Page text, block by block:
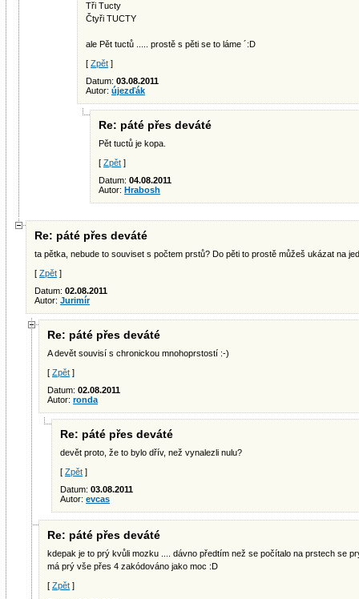
Tři Tucty
Čtyři TUCTY
ale Pět tuctů ..... prostě s pěti se to láme ´:D
[ Zpět ]
Datum: 03.08.2011
Autor: újezďák
Re: páté přes deváté
Pět tuctů je kopa.
[ Zpět ]
Datum: 04.08.2011
Autor: Hrabosh
Re: páté přes deváté
ta pětka, nebude to souviset s počtem prstů? Do pěti to prostě můžeš ukázat na
[ Zpět ]
Datum: 02.08.2011
Autor: Jurimír
Re: páté přes deváté
A devět souvisí s chronickou mnohoprstostí :-)
[ Zpět ]
Datum: 02.08.2011
Autor: ronda
Re: páté přes deváté
devět proto, že to bylo dřív, než vynalezli nulu?
[ Zpět ]
Datum: 03.08.2011
Autor: evcas
Re: páté přes deváté
kdepak je to prý kvůli mozku .... dávno předtím než se počítalo na prstech se
má prý vše přes 4 zakódováno jako moc :D
[ Zpět ]